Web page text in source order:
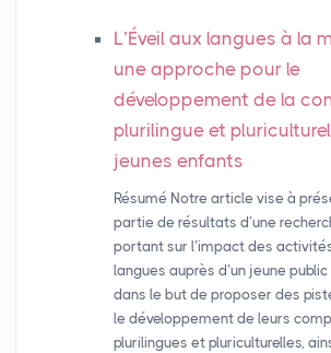
L’Éveil aux langues à la
une approche pour le
développement de la
plurilingue et
jeunes enfants
Résumé Notre article vise à
partie de résultats d’une
portant sur l’impact des activités
langues auprès d’un jeune
dans le but de proposer des
le développement de leurs
plurilingues et pluriculturelles,